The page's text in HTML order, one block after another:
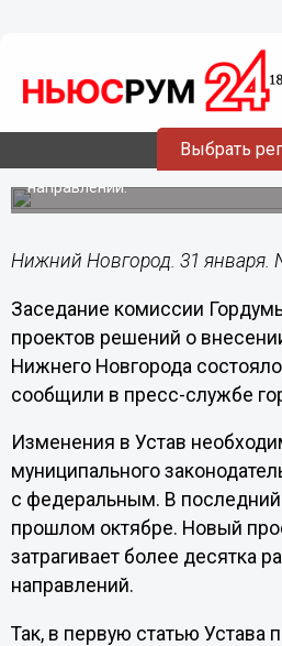
Выбрать
31.01.202407:30
Гордума хочет внести
Устав Нижнего
В проекте затронуто более
направлений.
Нижний Новгород. 31 января.
Заседание комиссии
проектов решений о
Нижнего Новгорода
сообщили в пресс-службе
Изменения в Устав
муниципального
с федеральным. В последний
прошлом октябре. Новый
затрагивает более десятка
направлений.
Так, в первую статью Устава